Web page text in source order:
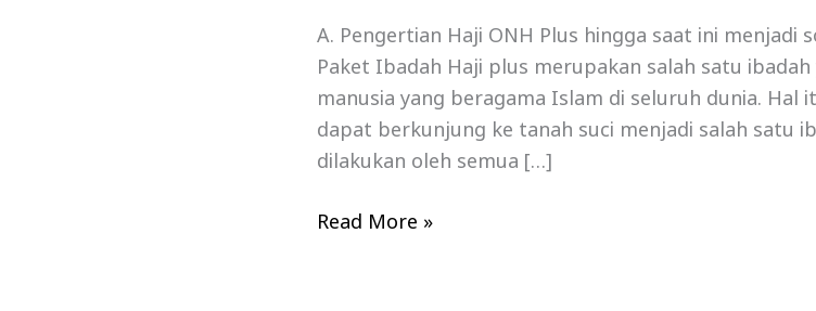
A. Pengertian Haji ONH Plus hingga saat ini menjadi
Paket Ibadah Haji plus merupakan salah satu
manusia yang beragama Islam di seluruh dunia.
dapat berkunjung ke tanah suci menjadi salah satu
dilakukan oleh semua […]
Read More »